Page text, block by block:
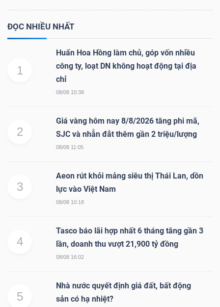
ĐỌC NHIỀU NHẤT
1
Huấn Hoa Hồng làm chủ, góp vốn nhiều
công ty, loạt DN không hoạt động tại địa
chỉ
08/08 10:38
2
Giá vàng hôm nay 8/8/2026 tăng phi mã,
SJC và nhẫn đắt thêm gần 2 triệu/lượng
08/08 11:05
3
Aeon rút khỏi mảng siêu thị Thái Lan, dồn
lực vào Việt Nam
08/08 10:18
4
Tasco báo lãi hợp nhất 6 tháng tăng gần 3
lần, doanh thu vượt 21,900 tỷ đồng
08/08 16:02
5
Nhà nước quyết định giá đất, bất động
sản có hạ nhiệt?